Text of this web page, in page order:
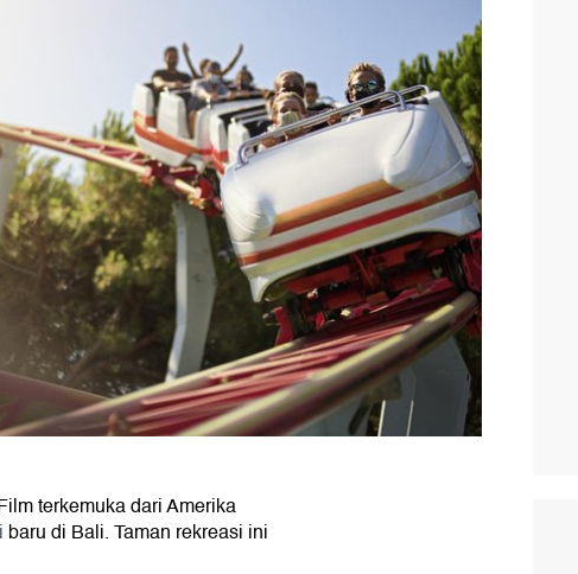
terkemuka dari Amerika
baru di Bali. Taman rekreasi ini